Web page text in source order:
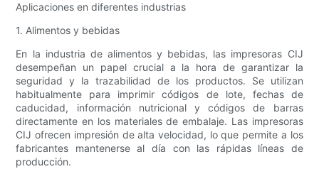
Aplicaciones en diferentes industrias
1. Alimentos y bebidas
En la industria de alimentos y bebidas, las impresoras CIJ
desempeñan un papel crucial a la hora de garantizar la
seguridad y la trazabilidad de los productos. Se utilizan
habitualmente para imprimir códigos de lote, fechas de
caducidad, información nutricional y códigos de barras
directamente en los materiales de embalaje. Las impresoras
CIJ ofrecen impresión de alta velocidad, lo que permite a los
fabricantes mantenerse al día con las rápidas líneas de
producción.